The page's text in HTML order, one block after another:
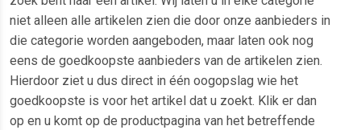
niet alleen alle artikelen zien die door onze aanbieders in
die categorie worden aangeboden, maar laten ook nog
eens de goedkoopste aanbieders van de artikelen zien.
Hierdoor ziet u dus direct in één oogopslag wie het
goedkoopste is voor het artikel dat u zoekt. Klik er dan
op en u komt op de productpagina van het betreffende